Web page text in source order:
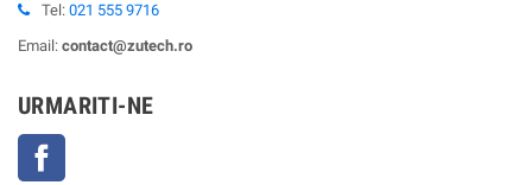
Tel: 021 555 9716
Email: contact@zutech.ro
URMARITI-NE